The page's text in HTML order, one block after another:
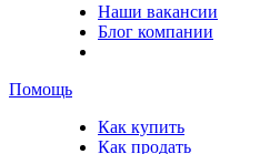
Наши вакансии
Блог компании
Помощь
Как купить
Как продать